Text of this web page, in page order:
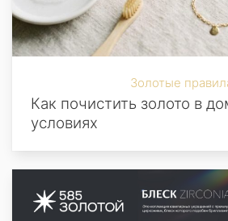
Золотые
Как почистить золото в
условиях